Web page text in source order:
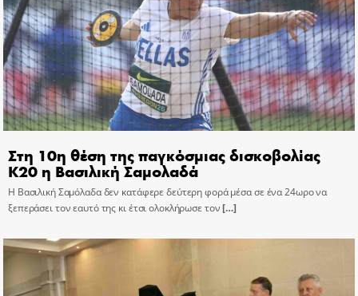
Στη 10η θέση της παγκόσμιας δισκοβολίας
Κ20 η Βασιλική Σαμολαδά
Η Βασιλική Σαμόλαδα δεν κατάφερε δεύτερη φορά μέσα σε ένα 24ωρο να
ξεπεράσει τον εαυτό της κι έτσι ολοκλήρωσε τον[…]